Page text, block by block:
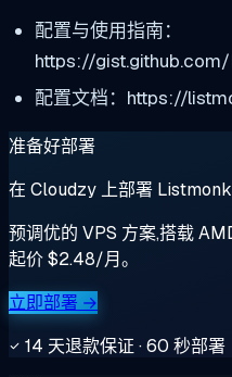
配置与使用指南：
https://
配置文档：https://
准备好部署
在 Cloudzy 上部署 Listmonk
预调优的 VPS 方案,搭载
起价 $2.48/月。
立即部署 →
14 天退款保证 · 60 秒部署